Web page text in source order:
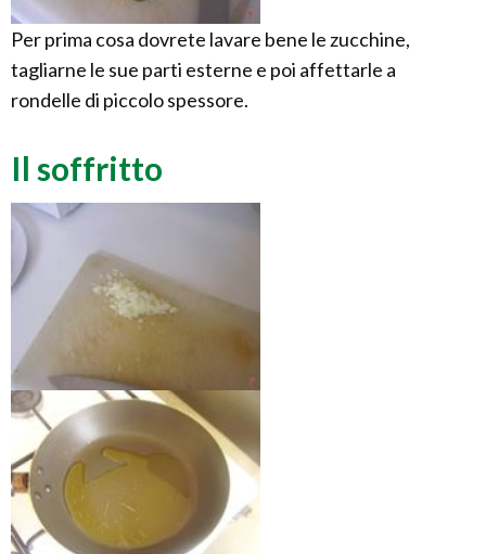
Per prima cosa dovrete lavare bene le zucchine,
tagliarne le sue parti esterne e poi affettarle a
rondelle di piccolo spessore.
Il soffritto